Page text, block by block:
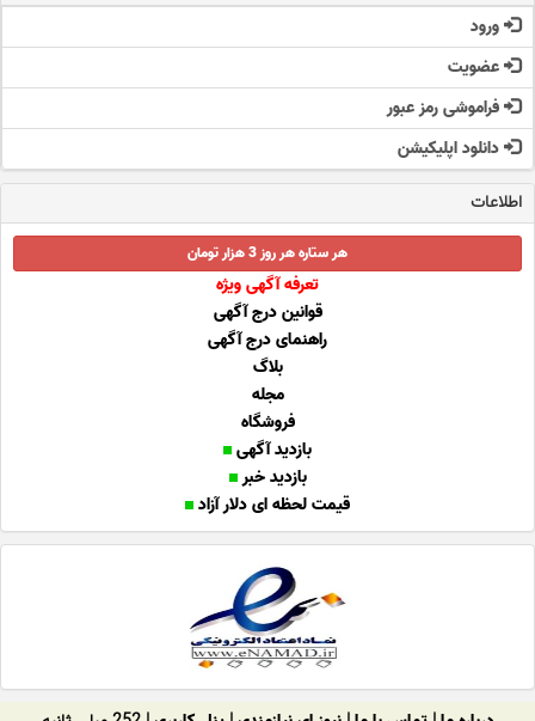
ورود
عضویت
فراموشی رمز عبور
دانلود اپلیکیشن
اطلاعات
هر ستاره هر روز 3 هزار تومان
تعرفه آگهی ویژه
قوانین درج آگهی
راهنمای درج آگهی
بلاگ
مجله
فروشگاه
بازدید آگهی
بازدید خبر
قیمت لحظه ای دلار آزاد